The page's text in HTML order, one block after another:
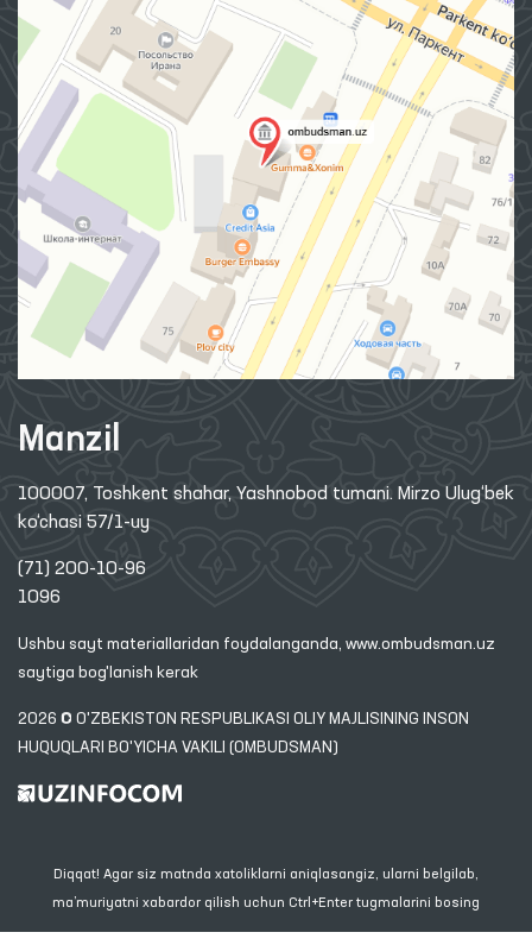
Manzil
100007, Toshkent shahar, Yashnobod tumani. Mirzo Ulug‘bek
ko‘chasi 57/1-uy
(71) 200-10-96
1096
Ushbu sayt materiallaridan foydalanganda, www.ombudsman.uz
saytiga bog'lanish kerak
2026 © O'ZBEKISTON RESPUBLIKASI OLIY MAJLISINING INSON
HUQUQLARI BO'YICHA VAKILI (OMBUDSMAN)
Diqqat! Agar siz matnda xatoliklarni aniqlasangiz, ularni belgilab,
ma’muriyatni xabardor qilish uchun Ctrl+Enter tugmalarini bosing